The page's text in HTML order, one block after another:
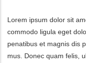
Lorem ipsum dolor sit
commodo ligula eget
penatibus et magnis dis
mus. Donec quam felis,